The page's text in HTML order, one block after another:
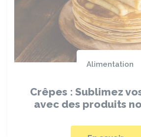
Alimentation
Crêpes : Sublimez
avec des produits